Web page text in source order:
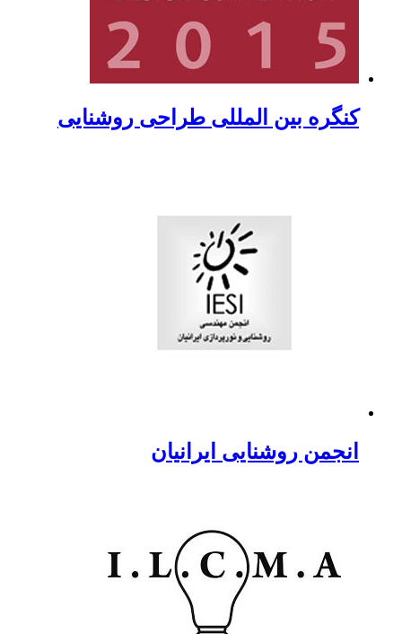
کنگره بین المللی طراحی روشنایی
انجمن روشنایی ایرانیان